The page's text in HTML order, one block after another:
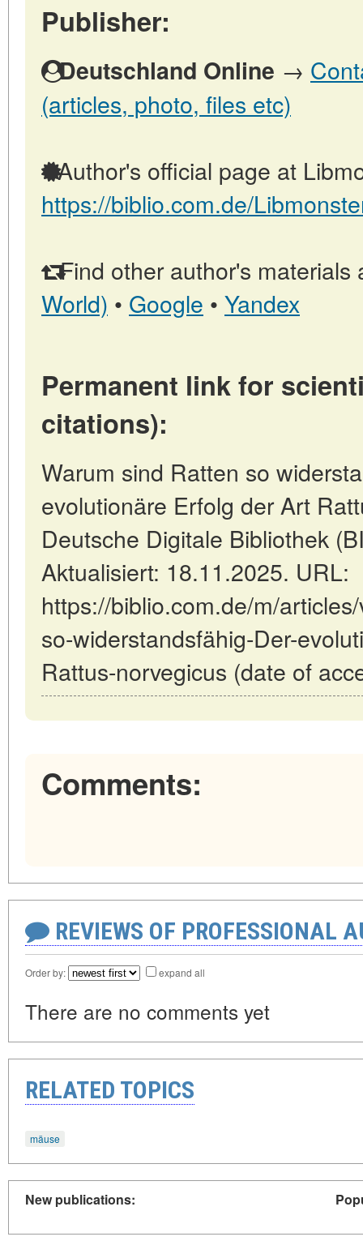
Publisher:
Deutschland Online →
(articles, photo, files etc)
Author's official page at
https://biblio.com.de/
Find other author's materials
World) • Google • Yandex
Permanent link for
citations):
Warum sind Ratten so
evolutionäre Erfolg der Art
Deutsche Digitale Bibliothek
Aktualisiert: 18.11.2025. URL:
https://biblio.com.de/m/
so-widerstandsfähig-Der-
Rattus-norvegicus (date of
Comments:
REVIEWS OF PROFESSIONAL
Order by: expand all
There are no comments yet
RELATED TOPICS
mäuse
New publications: